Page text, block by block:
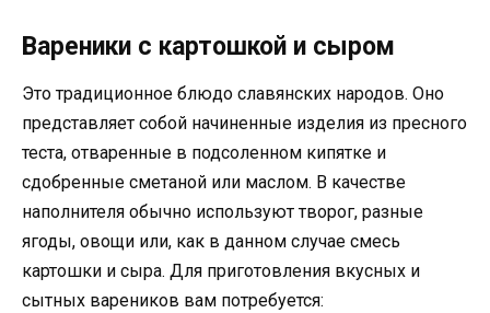
Вареники с картошкой и сыром
Это традиционное блюдо славянских народов. Оно
представляет собой начиненные изделия из пресного
теста, отваренные в подсоленном кипятке и
сдобренные сметаной или маслом. В качестве
наполнителя обычно используют творог, разные
ягоды, овощи или, как в данном случае смесь
картошки и сыра. Для приготовления вкусных и
сытных вареников вам потребуется: